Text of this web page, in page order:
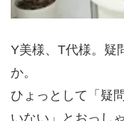
Y美様、T代様。疑
か。
ひょっとして「疑